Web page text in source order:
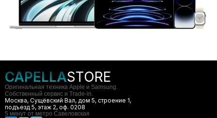
CAPELLASTORE
Оригинальная техника Apple и Samsung.
Собственный сервис и Trade-in.
Москва, Сущёвский Вал, дом 5, строение 1,
подъезд 5, этаж 2, оф. 0208
5 минут от метро Савеловская